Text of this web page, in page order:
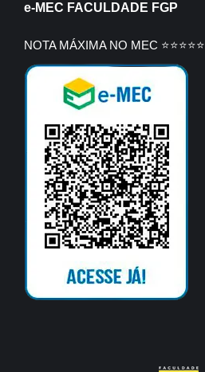
e-MEC FACULDADE FGP
NOTA MÁXIMA NO MEC ⭐⭐⭐⭐⭐